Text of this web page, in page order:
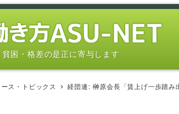
困・格差の是正に寄与します
ス・トピックス 経団連: 榊原会長「賃上げ一歩踏み